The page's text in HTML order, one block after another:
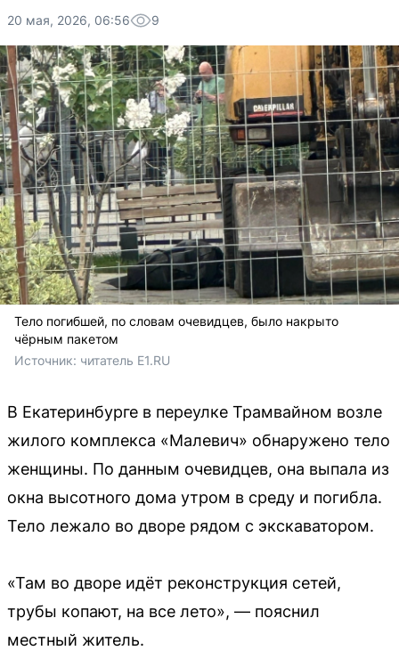
20 мая, 2026, 06:56 9
Тело погибшей, по словам очевидцев, было накрыто
чёрным пакетом
Источник: читатель E1.RU
В Екатеринбурге в переулке Трамвайном возле
жилого комплекса «Малевич» обнаружено тело
женщины. По данным очевидцев, она выпала из
окна высотного дома утром в среду и погибла.
Тело лежало во дворе рядом с экскаватором.
«Там во дворе идёт реконструкция сетей,
трубы копают, на все лето», — пояснил
местный житель.